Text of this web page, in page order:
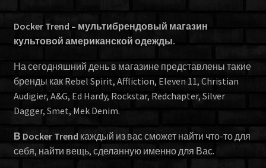
Docker Trend – мультибрендовый магазин
культовой американской одежды.
На сегодняшний день в магазине представлены такие
бренды как Rebel Spirit, Affliction, Eleven 11, Christian
Audigier, A&G, Ed Hardy, Rockstar, Redchapter, Silver
Dagger, Smet, Mek Denim.
В Docker Trend каждый из вас сможет найти что-то для
себя, найти вещь, сделанную именно для Вас.